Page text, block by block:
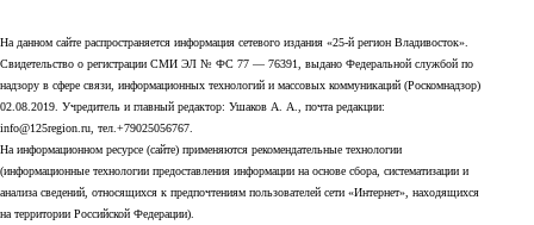
На данном сайте распространяется информация сетевого издания «25-й регион Владивосток».
Свидетельство о регистрации СМИ ЭЛ № ФС 77 — 76391, выдано Федеральной службой по
надзору в сфере связи, информационных технологий и массовых коммуникаций (Роскомнадзор)
02.08.2019. Учредитель и главный редактор: Ушаков А. А., почта редакции:
info@125region.ru, тел.+79025056767.
На информационном ресурсе (сайте) применяются рекомендательные технологии
(информационные технологии предоставления информации на основе сбора, систематизации и
анализа сведений, относящихся к предпочтениям пользователей сети «Интернет», находящихся
на территории Российской Федерации).